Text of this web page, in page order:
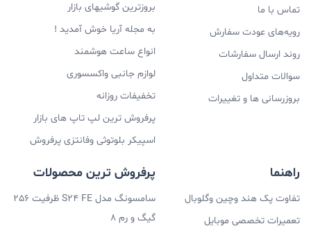
تماس با ما
رویه‌های عودت سفارش
روند ارسال سفارشات
سوالات متداول
بروزرسانی ها و تغییرات
بروزترین گوشیهای بازار
به مجله آریا خوش آمدید !
انواع ساعت هوشمند
لوازم جانبی واکسسوری
تخفیفات روزانه
پرفروش ترین لپ تاپ های بازار
اسپیکر بلوتوثی وفانتزی پرفروش
راهنما
تفاوت پک هند وچین وگلوبال
تعمیرات تخصصی موبایل
پرفروش ترین محصولات
سامسونگ مدل S24 FE ظرفیت 256
گیگ و رم 8